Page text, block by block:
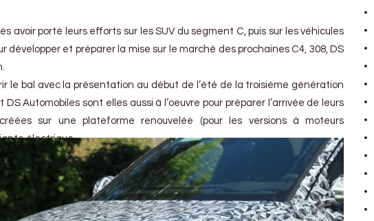
avoir porté leurs efforts sur les SUV du segment C, puis sur les véhicules
développer et préparer la mise sur le marché des prochaines C4, 308, DS
le bal avec la présentation au début de l’été de la troisième génération
Automobiles sont elles aussi à l’oeuvre pour préparer l’arrivée de leurs
sur une plateforme renouvelée (pour les versions à moteurs
électrique.